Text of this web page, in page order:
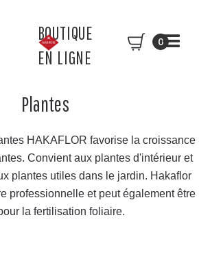
BOUTIQUE
EN LIGNE
0
Plantes
HAKAFLOR favorise la croissance
Convient aux plantes d'intérieur et
plantes utiles dans le jardin. Hakaflor
professionnelle et peut également être
la fertilisation foliaire.